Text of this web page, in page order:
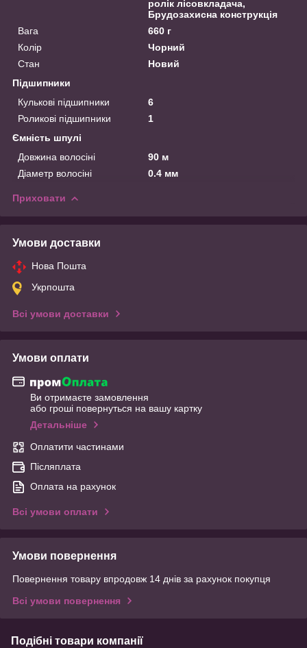
ролік лісовкладача,
Брудозахисна конструкція
Вага
660 г
Колір
Чорний
Стан
Новий
Підшипники
Кулькові підшипники
6
Роликові підшипники
1
Ємність шпулі
Довжина волосіні
90 м
Діаметр волосіні
0.4 мм
Приховати
Умови доставки
Нова Пошта
Укрпошта
Всі умови доставки
Умови оплати
Ви отримаєте замовлення
або гроші повернуться на вашу картку
Детальніше
Оплатити частинами
Післяплата
Оплата на рахунок
Всі умови оплати
Умови повернення
Повернення товару впродовж 14 днів за рахунок покупця
Всі умови повернення
Подібні товари компанії